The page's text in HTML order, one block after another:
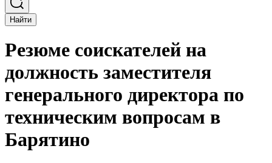
Найти
Резюме соискателей на
должность заместителя
генерального директора по
техническим вопросам в
Барятино